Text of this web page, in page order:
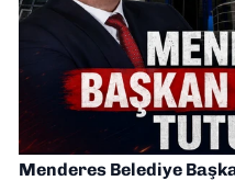
Menderes Belediye